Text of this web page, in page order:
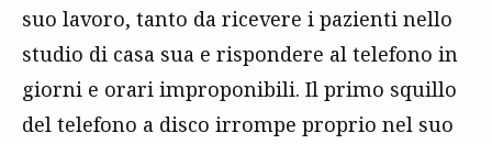
suo lavoro, tanto da ricevere i pazienti nello
studio di casa sua e rispondere al telefono in
giorni e orari improponibili. Il primo squillo
del telefono a disco irrompe proprio nel suo